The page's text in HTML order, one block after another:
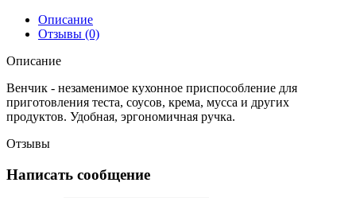
Описание
Отзывы (0)
Описание
Венчик - незаменимое кухонное приспособление для
приготовления теста, соусов, крема, мусса и других
продуктов. Удобная, эргономичная ручка.
Отзывы
Написать сообщение